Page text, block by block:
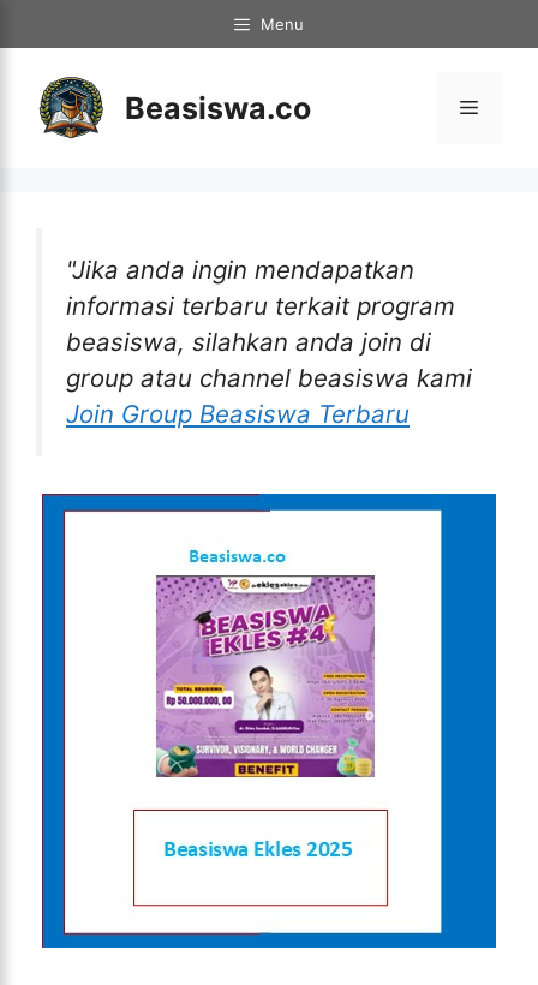
ke
Menu
Beasiswa.co Menu
"Jika anda ingin mendapatkan
informasi terbaru terkait program
beasiswa, silahkan anda join di
group atau channel beasiswa kami
Join Group Beasiswa Terbaru